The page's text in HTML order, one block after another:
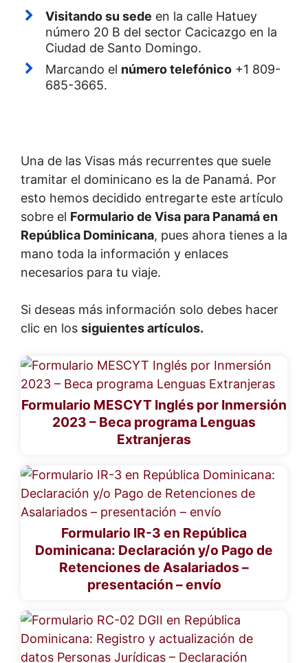
Visitando su sede en la calle Hatuey
número 20 B del sector Cacicazgo en la
Ciudad de Santo Domingo.
Marcando el número telefónico +1 809-
685-3665.
Una de las Visas más recurrentes que suele
tramitar el dominicano es la de Panamá. Por
esto hemos decidido entregarte este artículo
sobre el Formulario de Visa para Panamá en
República Dominicana, pues ahora tienes a la
mano toda la información y enlaces
necesarios para tu viaje.
Si deseas más información solo debes hacer
clic en los siguientes artículos.
Formulario MESCYT Inglés por Inmersión
2023 – Beca programa Lenguas
Extranjeras
Formulario IR-3 en República
Dominicana: Declaración y/o Pago de
Retenciones de Asalariados –
presentación – envío